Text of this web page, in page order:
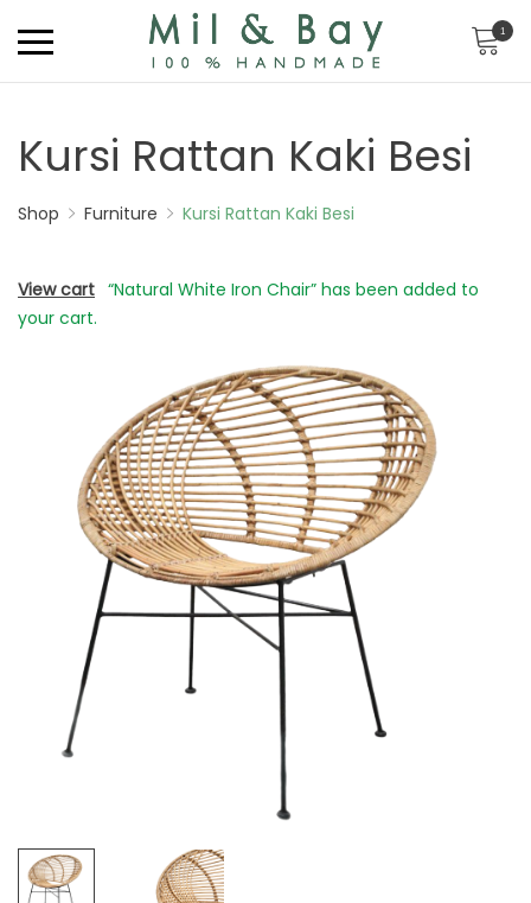
1
Kursi Rattan Kaki Besi
Shop Furniture Kursi Rattan Kaki Besi
View cart “Natural White Iron Chair” has been added to
your cart.